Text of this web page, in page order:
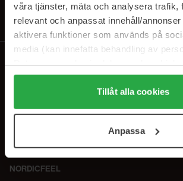
våra tjänster, mäta och analysera trafik,
relevant och anpassat innehåll/
aktivera funktioner som används på
media (kan innefatta behandling av
Genom att trycka på "Tillåt alla cookies"
alla cookies, medan du under "Detaljer"
användningen av cookies. Du kan när
samt vår Integritetspolicy.
Tillåt alla cookies
Anpassa
Genom att prenumerera accepterar du vår
NORDICFEEL